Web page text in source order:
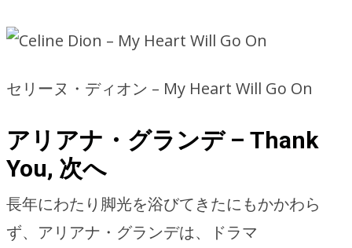
セリーヌ・ディオン – My Heart Will Go On
アリアナ・グランデ – Thank
You, 次へ
長年にわたり脚光を浴びてきたにもかかわら
ず、アリアナ・グランデは、ドラマ